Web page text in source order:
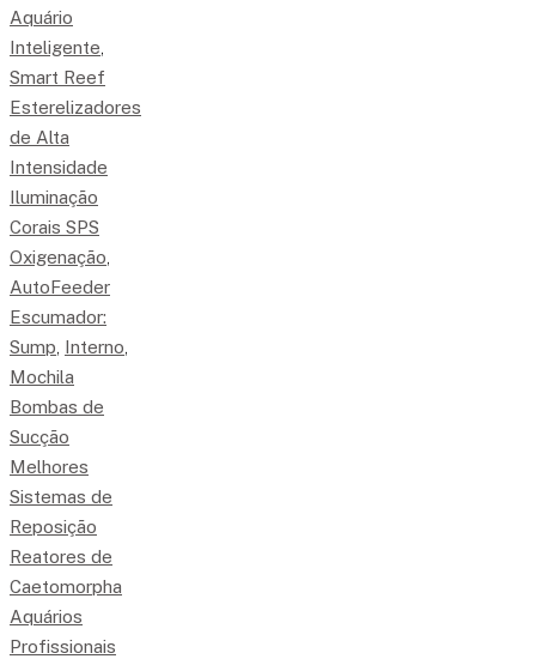
Aquário
Inteligente,
Smart Reef
Esterelizadores
de Alta
Intensidade
Iluminação
Corais SPS
Oxigenação,
AutoFeeder
Escumador:
Sump, Interno,
Mochila
Bombas de
Sucção
Melhores
Sistemas de
Reposição
Reatores de
Caetomorpha
Aquários
Profissionais